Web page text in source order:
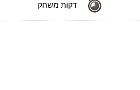
דקות משחק